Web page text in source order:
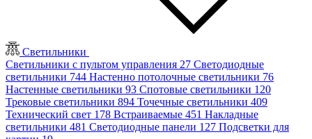
Светильники
Светильники с пультом управления 27 Светодиодные
светильники 744 Настенно потолочные светильники 76
Настенные светильники 93 Спотовые светильники 120
Трековые светильники 894 Точечные светильники 409
Технический свет 178 Встраиваемые 451 Накладные
светильники 481 Светодиодные панели 127 Подсветки для